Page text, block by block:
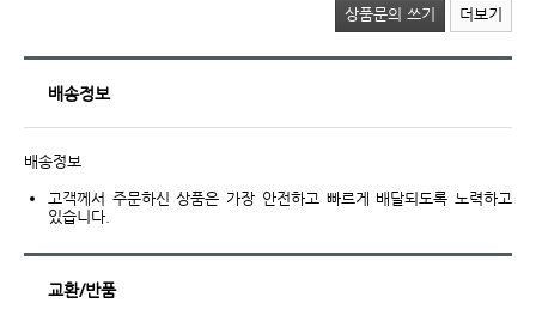
상품문의 쓰기 더보기
배송정보
배송정보
고객께서 주문하신 상품은 가장 안전하고 빠르게 배달되도록 노력하고
있습니다.
교환/반품